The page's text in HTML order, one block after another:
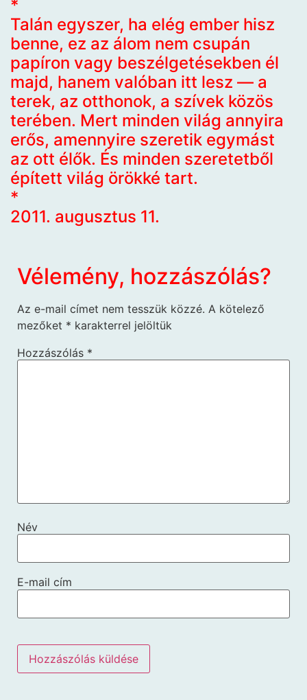
*
Talán egyszer, ha elég ember hisz
benne, ez az álom nem csupán
papíron vagy beszélgetésekben él
majd, hanem valóban itt lesz — a
terek, az otthonok, a szívek közös
terében. Mert minden világ annyira
erős, amennyire szeretik egymást
az ott élők. És minden szeretetből
épített világ örökké tart.
*
2011. augusztus 11.
Vélemény, hozzászólás?
Az e-mail címet nem tesszük közzé. A kötelező
mezőket * karakterrel jelöltük
Hozzászólás *
Név
E-mail cím